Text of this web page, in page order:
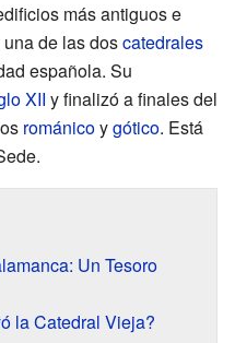
más antiguos e
una de las doscatedrales
española. Su
XII y finalizó a finales del
románicoygótico. Está
Un Tesoro
la Catedral Vieja?